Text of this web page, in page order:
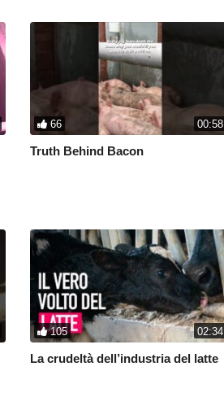
66 00:58
Truth Behind Bacon
105 02:34
La crudeltà dell’industria del latte